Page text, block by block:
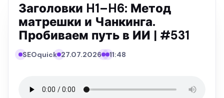
Заголовки H1–H6: Метод
матрешки и Чанкинга.
Пробиваем путь в ИИ | #531
SEOquick 27.07.2026 11:48
ПОДКАСТ
№531